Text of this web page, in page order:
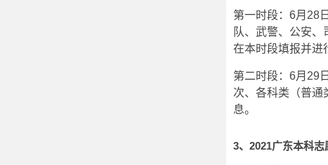
第一时段：6月28
队、武警、公安
在本时段填报并进
第二时段：6月29
次、各科类（普通
息。
3、2021广东本科志